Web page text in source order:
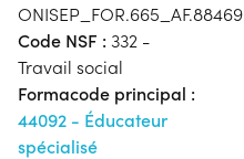
ONISEP_FOR.665_AF.88469
Code NSF : 332 -
Travail social
Formacode principal :
44092 - Éducateur
spécialisé